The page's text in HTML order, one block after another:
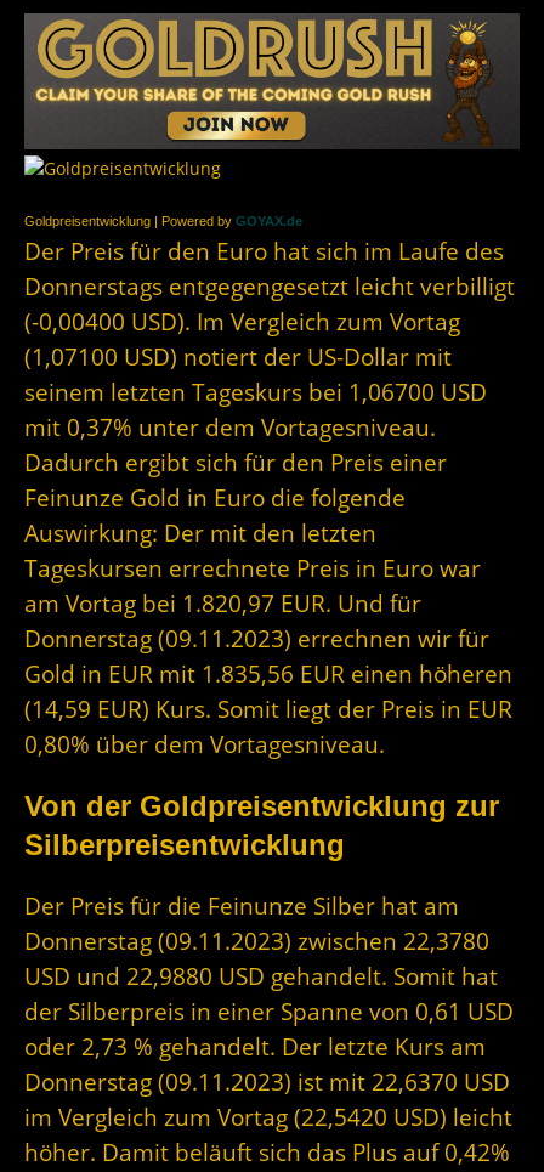
Goldpreisentwicklung | Powered by GOYAX.de
Der Preis für den Euro hat sich im Laufe des
Donnerstags entgegengesetzt leicht verbilligt
(-0,00400 USD). Im Vergleich zum Vortag
(1,07100 USD) notiert der US-Dollar mit
seinem letzten Tageskurs bei 1,06700 USD
mit 0,37% unter dem Vortagesniveau.
Dadurch ergibt sich für den Preis einer
Feinunze Gold in Euro die folgende
Auswirkung: Der mit den letzten
Tageskursen errechnete Preis in Euro war
am Vortag bei 1.820,97 EUR. Und für
Donnerstag (09.11.2023) errechnen wir für
Gold in EUR mit 1.835,56 EUR einen höheren
(14,59 EUR) Kurs. Somit liegt der Preis in EUR
0,80% über dem Vortagesniveau.
Von der Goldpreisentwicklung zur
Silberpreisentwicklung
Der Preis für die Feinunze Silber hat am
Donnerstag (09.11.2023) zwischen 22,3780
USD und 22,9880 USD gehandelt. Somit hat
der Silberpreis in einer Spanne von 0,61 USD
oder 2,73 % gehandelt. Der letzte Kurs am
Donnerstag (09.11.2023) ist mit 22,6370 USD
im Vergleich zum Vortag (22,5420 USD) leicht
höher. Damit beläuft sich das Plus auf 0,42%